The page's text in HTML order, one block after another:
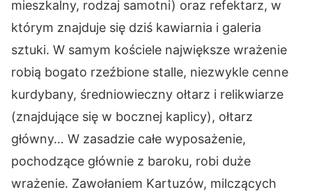
mieszkalny, rodzaj samotni) oraz refektarz, w
którym znajduje się dziś kawiarnia i galeria
sztuki. W samym kościele największe wrażenie
robią bogato rzeźbione stalle, niezwykle cenne
kurdybany, średniowieczny ołtarz i relikwiarze
(znajdujące się w bocznej kaplicy), ołtarz
główny… W zasadzie całe wyposażenie,
pochodzące głównie z baroku, robi duże
wrażenie. Zawołaniem Kartuzów, milczących